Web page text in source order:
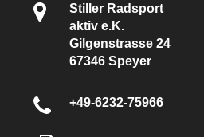
Stiller Radsport
aktiv e.K.
Gilgenstrasse 24
67346 Speyer
+49-6232-75966